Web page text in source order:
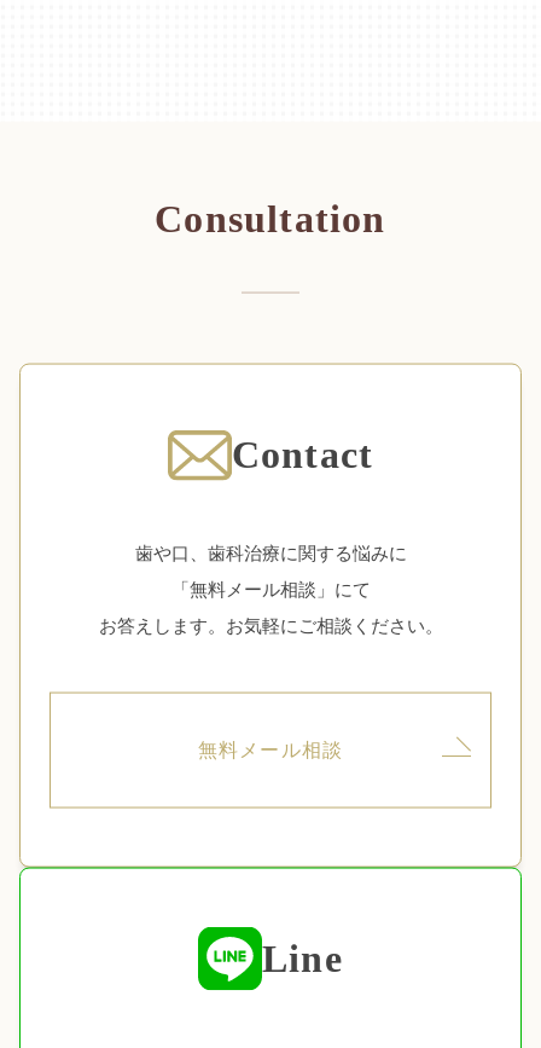
Consultation
Contact
歯や口、歯科治療に関する悩みに
「無料メール相談」にて
お答えします。お気軽にご相談ください。
無料メール相談
Line